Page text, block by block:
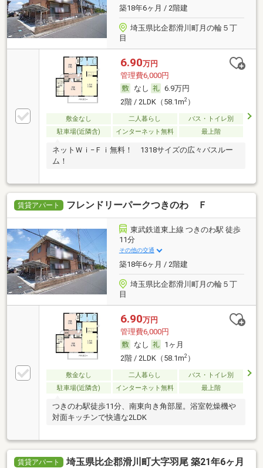
築18年6ヶ月 / 2階建
埼玉県比企郡滑川町月の輪５丁
目
6.90万円
管理費6,000円
なし
6.9万円
2階 / 2LDK（58.1m2）
敷金なし 二人暮らし
バス・トイレ別
駐車場(近隣含)
インターネット無料 最上階
ネットＷｉ−Ｆｉ無料！ 1318サイズの広々バスルー
ム！
賃貸アパート フレンドリーパークつきのわ Ｆ
東武鉄道東上線 つきのわ駅 徒歩
11分
その他の交通
築18年6ヶ月 / 2階建
埼玉県比企郡滑川町月の輪５丁
目
6.90万円
管理費6,000円
なし
1ヶ月
2階 / 2LDK（58.1m2）
敷金なし 二人暮らし
バス・トイレ別
駐車場(近隣含)
インターネット無料 最上階
つきのわ駅徒歩11分、南東向き角部屋。浴室乾燥機や
対面キッチンで快適な2LDK
賃貸アパート
埼玉県比企郡滑川町大字羽尾 築21年6ヶ月